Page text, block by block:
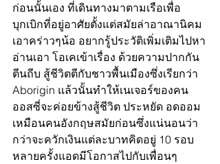
ก่อนนั้นเอง ที่เดินทางมาตามเรือเพื่อ
บุกเบิกที่อยู่อาศัยตั้งแต่สมัยล่าอาณานิคม
เอาคร่าวๆน้อ อยากรู้ประวัติเพิ่มเติมไปหา
อ่านเอา โอเคเข้าเรื่อง ด้วยความปากกัน
ตีนถีบ สู้ชีวิตตีกับชาวพื้นเมืองซึ่งเรียกว่า
Aborigin แล้วนั้นทำให้เนเจอร์ของคน
ออสซี่จะค่อยข้างสู้ชีวิต ประหยัด อดออม
เหมือนคนอังกฤษสมัยก่อนซึ่งแน่นอนว่า
กว่าจะควักเงินแต่ละบาทคิดอยู่ 10 รอบ
หลายครั้งแอดมีโอกาสไปกับเพื่อนๆ